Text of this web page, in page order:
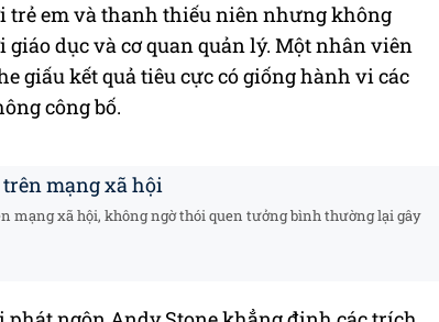
trẻ em và thanh thiếu niên nhưng không
dục và cơ quan quản lý. Một nhân viên
giấu kết quả tiêu cực có giống hành vi các
công bố.
mạng xã hội
mạng xã hội, không ngờ thói quen tưởng bình thường lại gây